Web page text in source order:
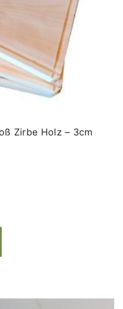
Zirbe Holz – 3cm